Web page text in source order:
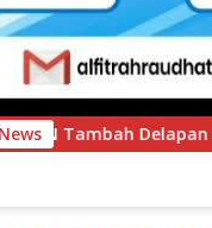
Studi Baru, Bidik